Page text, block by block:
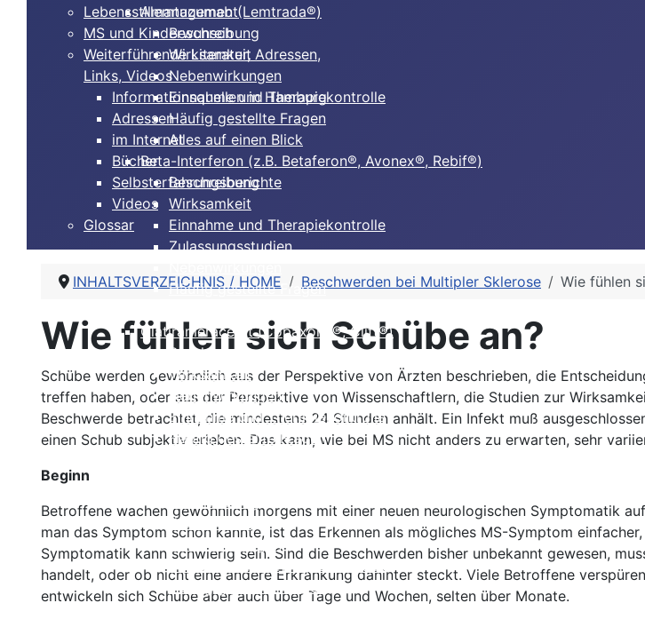
Alemtuzumab (Lemtrada®)
Beschreibung
Wirksamkeit
Nebenwirkungen
Einnahme und Therapiekontrolle
Häufig gestellte Fragen
Alles auf einen Blick
Beta-Interferon (z.B. Betaferon®, Avonex®, Rebif®)
Beschreibung
Wirksamkeit
Einnahme und Therapiekontrolle
Zulassungsstudien
Häufig gestellte Fragen
Glatirameracetat (Copaxone®, Clift®)
Beschreibung
Wirksamkeit
Nebenwirkungen
Einnahme und Therapiekontrolle
Häufig gestellte Fragen
Beschreibung
Wirksamkeit
Nebenwirkungen
Einnahme und Therapiekontrolle
Häufig gestellte Fragen
Lebensstilmanagement
MS und Kinderwunsch
Weiterführende Literatur, Adressen,
Links, Videos
Informationsquellen in Hamburg
Adressen
im Internet
Bücher
Selbsterfahrungsberichte
Videos
Glossar
INHALTSVERZEICHNIS / HOME Beschwerden bei Multipler Sklerose Wie fühlen
Wie fühlen sich Schübe an?
Schübe werden gewöhnlich aus der Perspektive von Ärzten beschrieben, die
treffen haben, oder aus der Perspektive von Wissenschaftlern, die Studien zur
Beschwerde betrachtet, die mindestens 24 Stunden anhält. Ein Infekt muß
einen Schub subjektiv erleben. Das kann, wie bei MS nicht anders zu erwarten, sehr
Beginn
Betroffene wachen gewöhnlich morgens mit einer neuen neurologischen Symptomatik
man das Symptom schon kannte, ist das Erkennen als mögliches MS-Symptom
Symptomatik kann schwierig sein. Sind die Beschwerden bisher unbekannt gewesen,
handelt, oder ob nicht eine andere Erkrankung dahinter steckt. Viele Betroffene
entwickeln sich Schübe aber auch über Tage und Wochen, selten über Monate.